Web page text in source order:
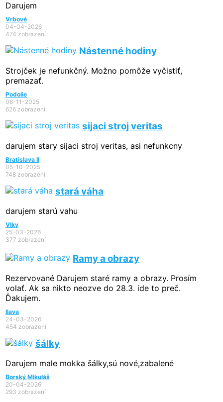
Darujem
Vrbové
04-04-2026
474 zobrazení
Nástenné hodiny
Strojček je nefunkčný. Možno pomôže vyčistiť,
premazať.
Podolie
08-11-2025
626 zobrazení
sijaci stroj veritas
darujem stary sijaci stroj veritas, asi nefunkcny
Bratislava II
05-10-2025
748 zobrazení
stará váha
darujem starú vahu
Vlky
25-03-2026
377 zobrazení
Ramy a obrazy
Rezervované Darujem staré ramy a obrazy. Prosím
volať. Ak sa nikto neozve do 28.3. ide to preč.
Ďakujem.
Ilava
24-03-2026
454 zobrazení
šálky
Darujem male mokka šálky,sú nové,zabalené
Borský Mikuláš
20-04-2026
293 zobrazení